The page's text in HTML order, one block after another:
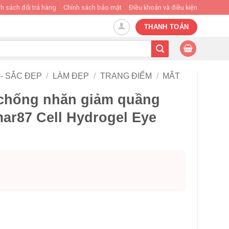
sách đổi trả hàng Chính sách bảo mật Điều khoản và điều kiện
THANH TOÁN
SẮC ĐẸP / LÀM ĐẸP / TRANG ĐIỂM /
MẮT
nhăn giảm quầng
Cell Hydrogel Eye